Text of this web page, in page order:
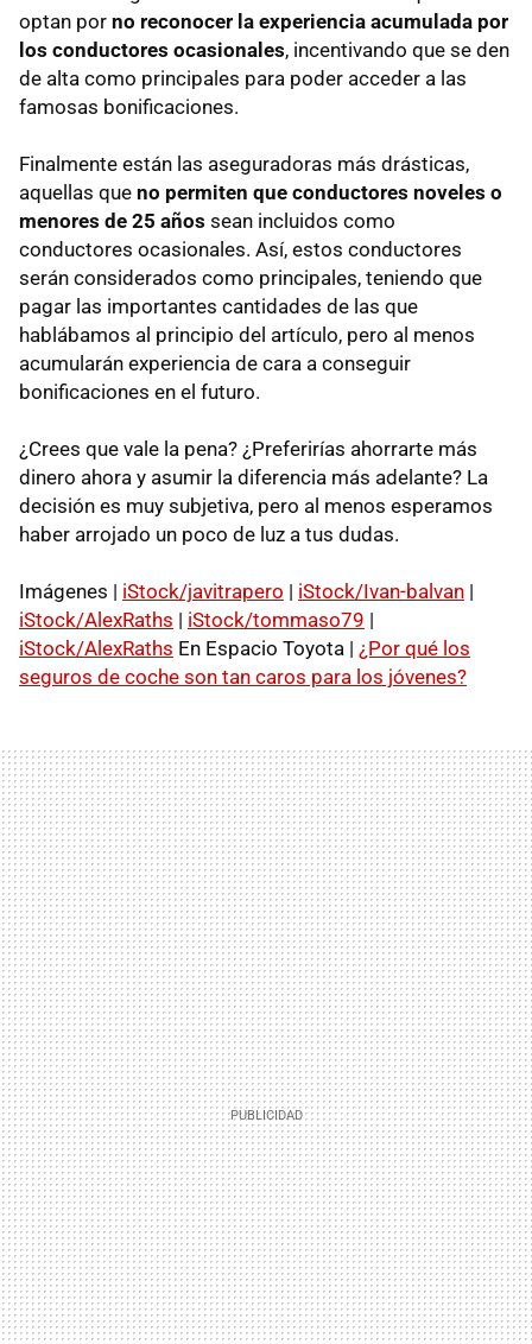
optan por no reconocer la experiencia acumulada por
los conductores ocasionales, incentivando que se den
de alta como principales para poder acceder a las
famosas bonificaciones.
Finalmente están las aseguradoras más drásticas,
aquellas que no permiten que conductores noveles o
menores de 25 años sean incluidos como
conductores ocasionales. Así, estos conductores
serán considerados como principales, teniendo que
pagar las importantes cantidades de las que
hablábamos al principio del artículo, pero al menos
acumularán experiencia de cara a conseguir
bonificaciones en el futuro.
¿Crees que vale la pena? ¿Preferirías ahorrarte más
dinero ahora y asumir la diferencia más adelante? La
decisión es muy subjetiva, pero al menos esperamos
haber arrojado un poco de luz a tus dudas.
Imágenes | iStock/javitrapero | iStock/Ivan-balvan |
iStock/AlexRaths | iStock/tommaso79 |
iStock/AlexRaths En Espacio Toyota | ¿Por qué los
seguros de coche son tan caros para los jóvenes?